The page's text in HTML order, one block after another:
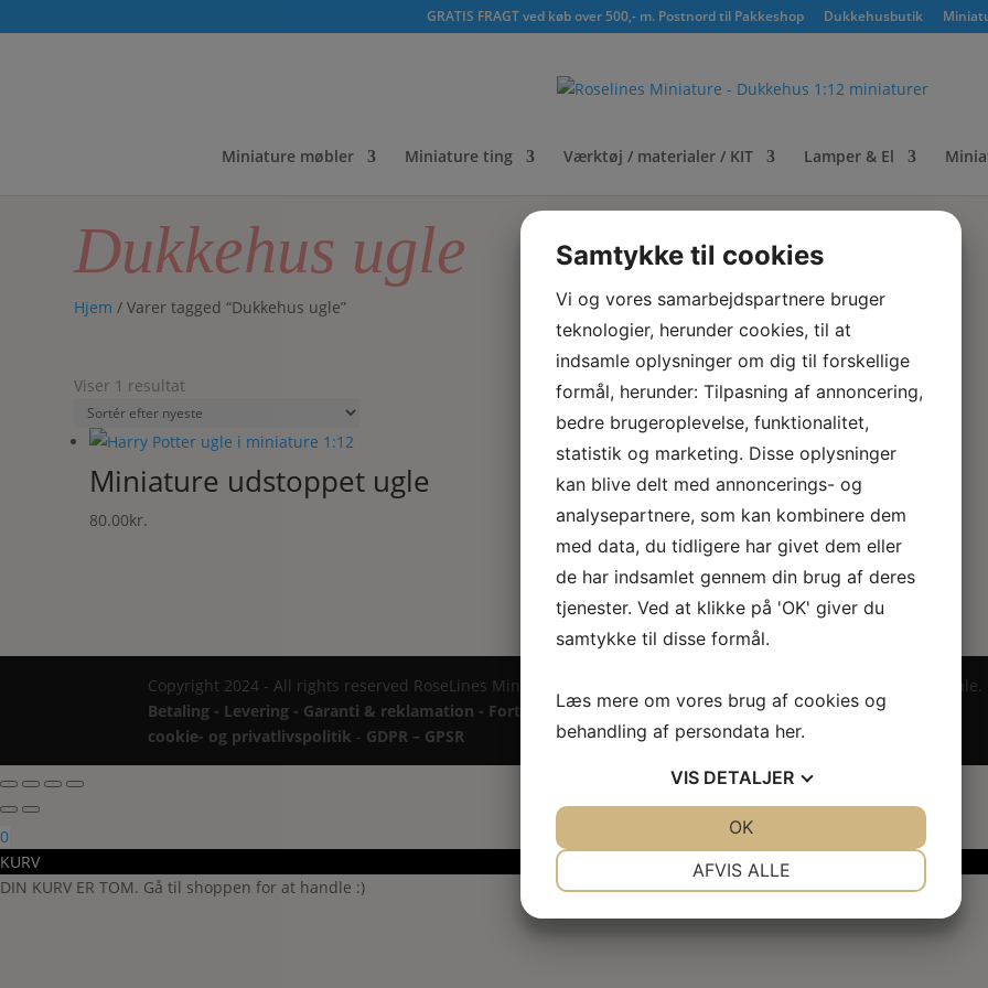
GRATIS FRAGT ved køb over 500,- m. Postnord til Pakkeshop Dukkehusbutik
Miniature møbler Miniature ting Værktøj / materialer / KIT Lamper & El
Dukkehus ugle
Hjem / Varer tagged “Dukkehus ugle”
Viser 1 resultat
Miniature udstoppet ugle
80.00kr.
Copyright 2024 - All rights reserved RoseLines Miniature ® på design, brandnavn, logo, tekst og billedemateriale.
Betaling - Levering - Garanti & reklamation - Fortrydelsesret
cookie- og privatlivspolitik - GDPR – GPSR
0
KURV
DIN KURV ER TOM. Gå til shoppen for at handle :)
Samtykke til cookies
Vi og vores samarbejdspartnere bruger
teknologier, herunder cookies, til at
indsamle oplysninger om dig til forskellige
formål, herunder: Tilpasning af annoncering,
bedre brugeroplevelse, funktionalitet,
statistik og marketing. Disse oplysninger
kan blive delt med annoncerings- og
analysepartnere, som kan kombinere dem
med data, du tidligere har givet dem eller
de har indsamlet gennem din brug af deres
tjenester. Ved at klikke på 'OK' giver du
samtykke til disse formål.
Læs mere om vores brug af cookies og
behandling af persondata her.
VIS DETALJER
AFVIS ALLE
OK